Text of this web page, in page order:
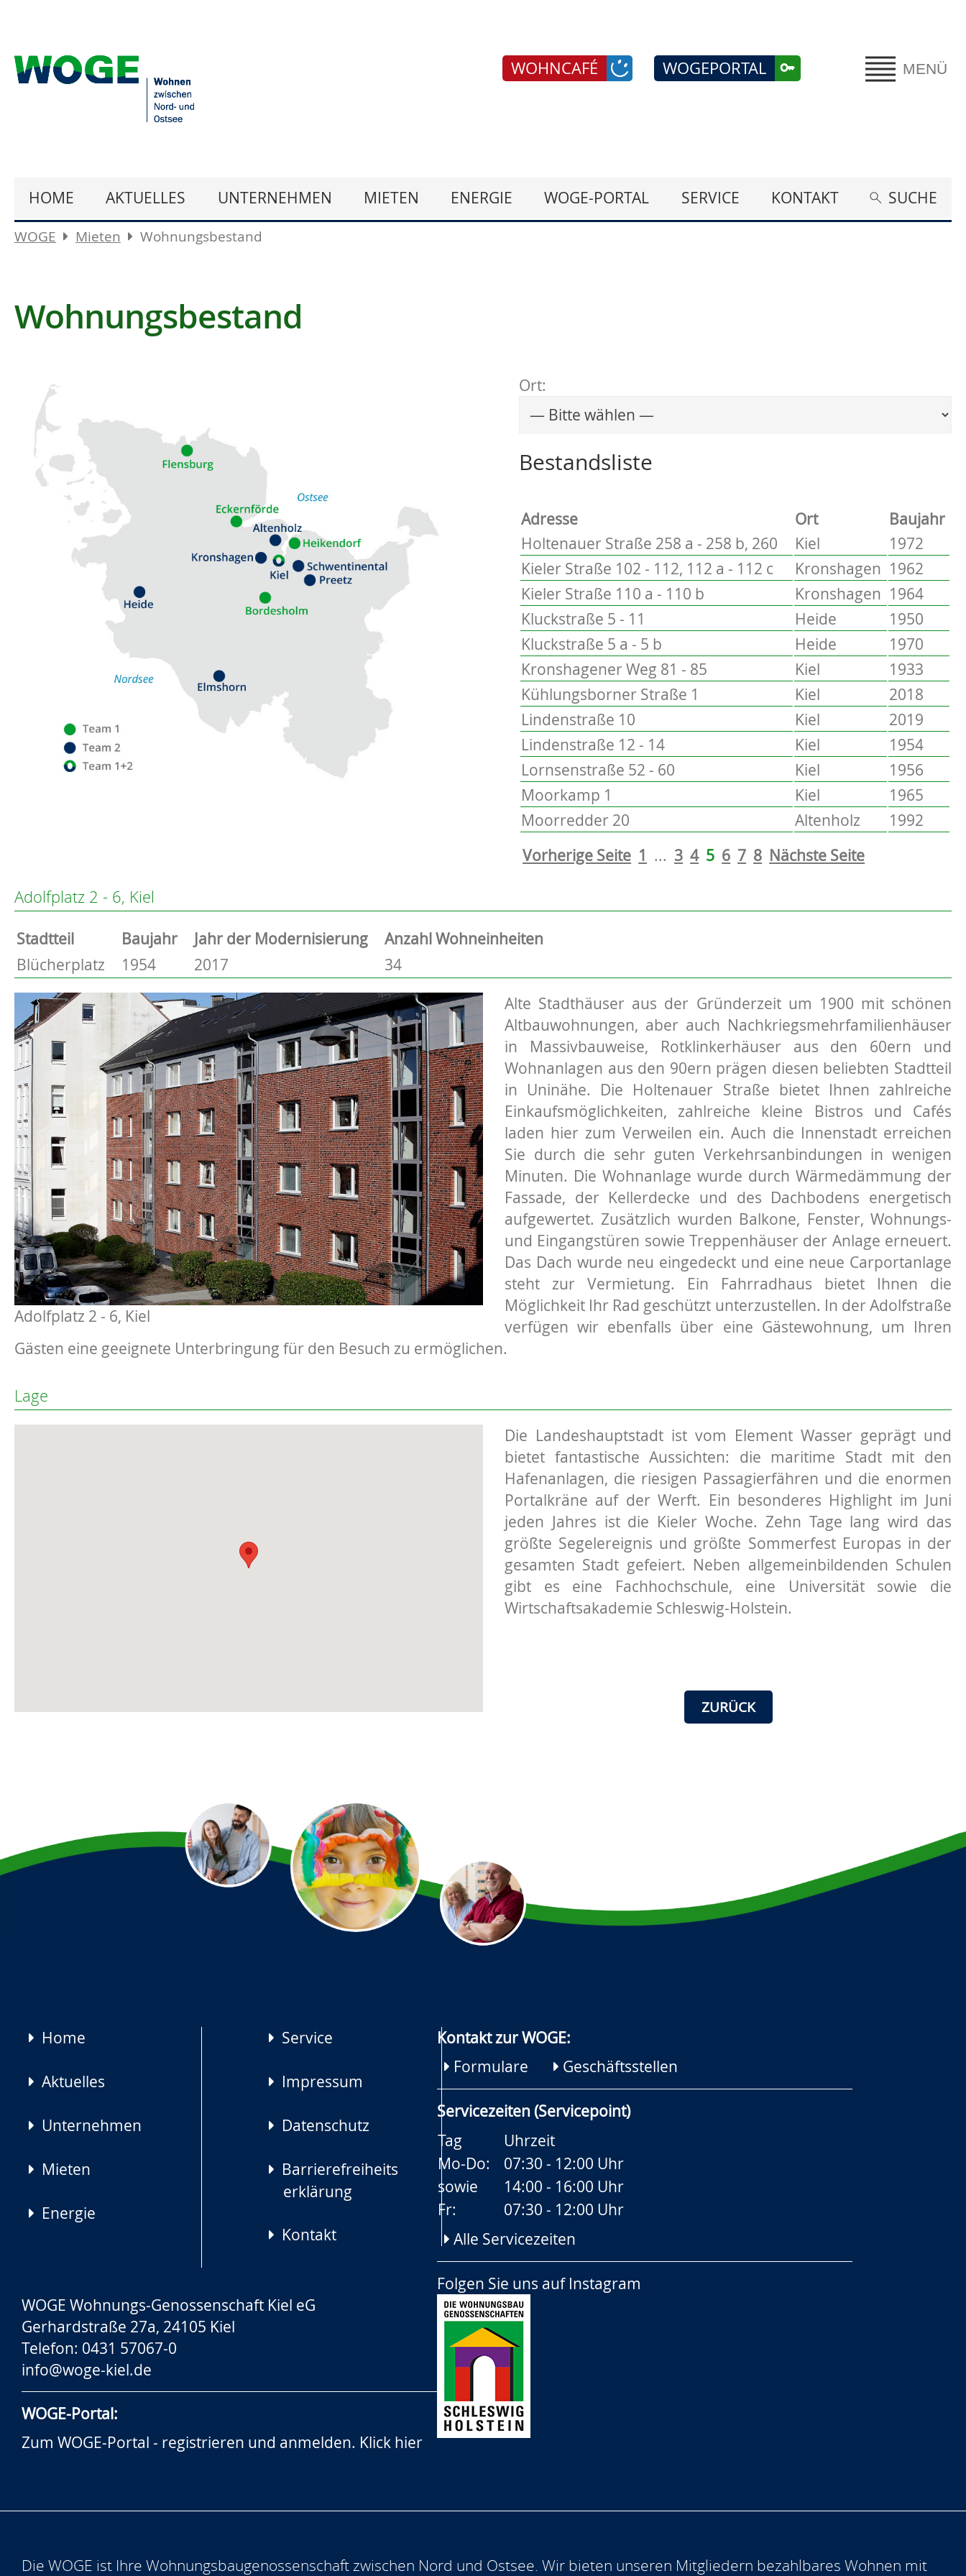
MENÜ
WOGEPORTAL
WOHNCAFÉ
HOME AKTUELLES UNTERNEHMEN MIETEN ENERGIE WOGE-PORTAL SERVICE KONTAKT SUCHE
WOGE Mieten Wohnungsbestand
Wohnungsbestand
Heikendorf
Kronshagen
Kiel
Schwentinental
Preetz
Heide
Bordesholm
Elmshorn
Ort:
Wählen Sie einen Ort, um zur entsprechenden Seite zu
Bestandsliste
Adresse Ort
Baujahr
Holtenauer Straße 258 a - 258 b, 260
Kiel
1972
Kieler Straße 102 - 112, 112 a - 112 c
Kronshagen 1962
Kieler Straße 110 a - 110 b
Kronshagen 1964
Kluckstraße 5 - 11
Heide
1950
Kluckstraße 5 a - 5 b
Heide
1970
Kronshagener Weg 81 - 85
Kiel
1933
Kühlungsborner Straße 1
Kiel
2018
Lindenstraße 10
Kiel
2019
Lindenstraße 12 - 14
Kiel
1954
Lornsenstraße 52 - 60
Kiel
1956
Moorkamp 1
Kiel
1965
Moorredder 20
Altenholz
1992
Vorherige Seite 1 ... 3 4 5 6 7 8 Nächste Seite
Adolfplatz 2 - 6, Kiel
Stammdaten
Basisdaten zur Immobilie
Stadtteil Baujahr Jahr der Modernisierung
Anzahl Wohneinheiten
Blücherplatz
1954 2017 34
Adolfplatz 2 - 6, Kiel
Beschreibung
Alte Stadthäuser aus der Gründerzeit um 1900 mit schönen
Altbauwohnungen, aber auch Nachkriegsmehrfamilienhäuser
in Massivbauweise, Rotklinkerhäuser aus den 60ern und
Wohnanlagen aus den 90ern prägen diesen beliebten Stadtteil
in Uninähe. Die Holtenauer Straße bietet Ihnen zahlreiche
Einkaufsmöglichkeiten, zahlreiche kleine Bistros und Cafés
laden hier zum Verweilen ein. Auch die Innenstadt erreichen
Sie durch die sehr guten Verkehrsanbindungen in wenigen
Minuten. Die Wohnanlage wurde durch Wärmedämmung der
Fassade, der Kellerdecke und des Dachbodens energetisch
aufgewertet. Zusätzlich wurden Balkone, Fenster, Wohnungs-
und Eingangstüren sowie Treppenhäuser der Anlage erneuert.
Das Dach wurde neu eingedeckt und eine neue Carportanlage
steht zur Vermietung. Ein Fahrradhaus bietet Ihnen die
Möglichkeit Ihr Rad geschützt unterzustellen. In der Adolfstraße
verfügen wir ebenfalls über eine Gästewohnung, um Ihren
Gästen eine geeignete Unterbringung für den Besuch zu ermöglichen.
Lage
Die Landeshauptstadt ist vom Element Wasser geprägt und
bietet fantastische Aussichten: die maritime Stadt mit den
Hafenanlagen, die riesigen Passagierfähren und die enormen
Portalkräne auf der Werft. Ein besonderes Highlight im Juni
jeden Jahres ist die Kieler Woche. Zehn Tage lang wird das
größte Segelereignis und größte Sommerfest Europas in der
gesamten Stadt gefeiert. Neben allgemeinbildenden Schulen
gibt es eine Fachhochschule, eine Universität sowie die
Wirtschaftsakademie Schleswig-Holstein.
ZURÜCK
Navigation
Home
Aktuelles
Unternehmen
Mieten
Energie
Service
Impressum
Datenschutz
Barrierefreiheits
erklärung
Kontakt
Kontakt zur WOGE:
Formulare
Geschäftsstellen
Servicezeiten (Servicepoint)
Tag
Uhrzeit
Mo-Do:
07:30 - 12:00 Uhr
sowie
14:00 - 16:00 Uhr
Fr:
07:30 - 12:00 Uhr
Alle Servicezeiten
Folgen Sie uns auf Instagram
WOGE Wohnungs-Genossenschaft Kiel eG
Gerhardstraße 27a, 24105 Kiel
Telefon: 0431 57067-0
info@woge-kiel.de
WOGE-Portal:
Zum WOGE-Portal - registrieren und anmelden. Klick hier
Die WOGE ist Ihre Wohnungsbaugenossenschaft zwischen Nord und Ostsee. Wir bieten unseren Mitgliedern bezahlbares Wohnen mit